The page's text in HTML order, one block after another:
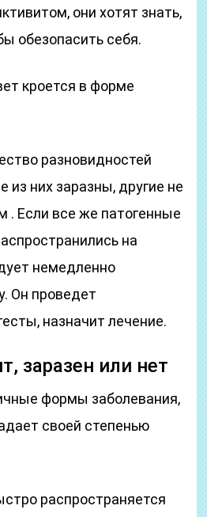
они хотят знать,
обезопасить себя.
кроется в форме
разновидностей
из них заразны, другие не
Если все же патогенные
на
немедленно
Он проведет
назначит лечение.
заразен или нет
формы заболевания,
своей степенью
распространяется